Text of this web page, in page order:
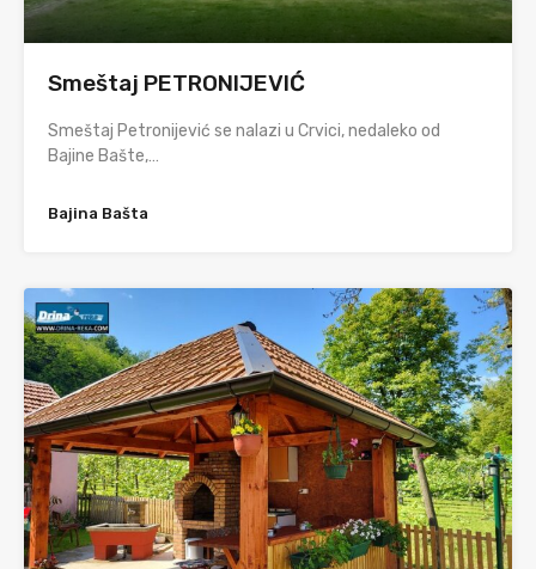
Smeštaj PETRONIJEVIĆ
Smeštaj Petronijević se nalazi u Crvici, nedaleko od
Bajine Bašte,…
Bajina Bašta